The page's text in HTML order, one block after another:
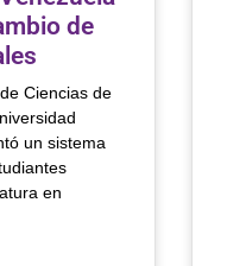
de
Ciencias de
un sistema
en